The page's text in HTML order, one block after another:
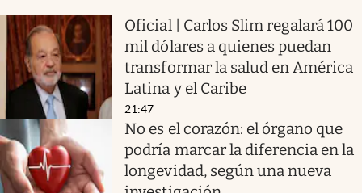
Oficial | Carlos Slim regalará 100
mil dólares a quienes puedan
transformar la salud en América
Latina y el Caribe
21:47
No es el corazón: el órgano que
podría marcar la diferencia en la
longevidad, según una nueva